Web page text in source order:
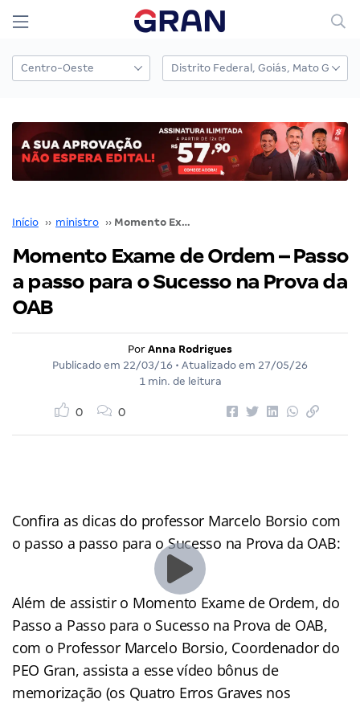
Início ›› ministro ›› Momento Exame de Ordem – Passo a passo para o Sucesso na Prova da OAB
Momento Exame de Ordem – Passo
a passo para o Sucesso na Prova da
OAB
Por Anna Rodrigues
Publicado em 22/03/16 • Atualizado em 27/05/26
1 min. de leitura
0 0
Confira as dicas do professor Marcelo Borsio com
o passo a passo para o Sucesso na Prova da OAB:
Além de assistir o Momento Exame de Ordem, do
Passo a Passo para o Sucesso na Prova de OAB,
com o Professor Marcelo Borsio, Coordenador do
PEO Gran, assista a esse vídeo bônus de
memorização (os Quatro Erros Graves nos